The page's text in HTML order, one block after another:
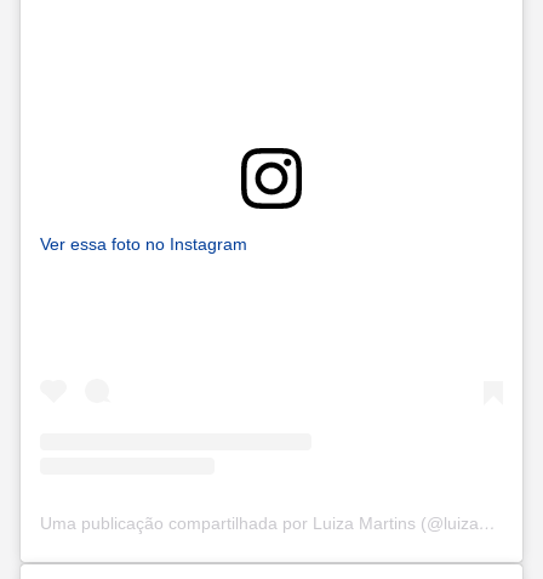
Ver essa foto no Instagram
Uma publicação compartilhada por Luiza Martins (@luizamartins)